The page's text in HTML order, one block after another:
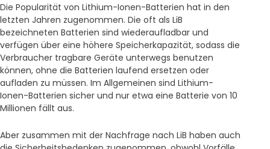
Die Popularität von Lithium-Ionen-Batterien hat in den
letzten Jahren zugenommen. Die oft als LiB
bezeichneten Batterien sind wiederaufladbar und
verfügen über eine höhere Speicherkapazität, sodass die
Verbraucher tragbare Geräte unterwegs benutzen
können, ohne die Batterien laufend ersetzen oder
aufladen zu müssen. Im Allgemeinen sind Lithium-
Ionen-Batterien sicher und nur etwa eine Batterie von 10
Millionen fällt aus.
Aber zusammen mit der Nachfrage nach LiB haben auch